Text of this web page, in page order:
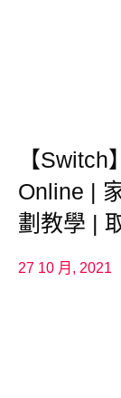
【
Online |
劃教學 |
27 10 月, 2021